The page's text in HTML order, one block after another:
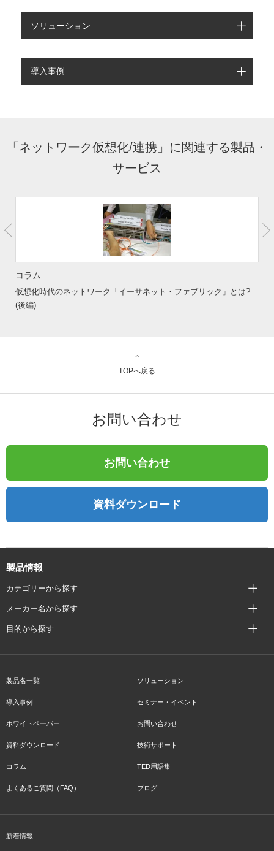
ソリューション
導入事例
「ネットワーク仮想化/連携」に関連する製品・
サービス
コラム
仮想化時代のネットワーク「イーサネット・ファブリック」とは?
(後編)
TOPへ戻る
お問い合わせ
お問い合わせ
資料ダウンロード
製品情報
カテゴリーから探す
メーカー名から探す
目的から探す
製品名一覧 ソリューション
導入事例 セミナー・イベント
ホワイトペーパー お問い合わせ
資料ダウンロード 技術サポート
コラム TED用語集
よくあるご質問（FAQ） ブログ
新着情報